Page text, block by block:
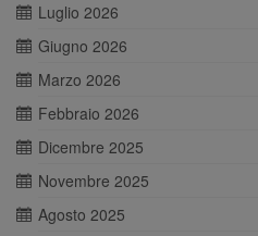
Luglio 2026
Giugno 2026
Marzo 2026
Febbraio 2026
Dicembre 2025
Novembre 2025
Agosto 2025